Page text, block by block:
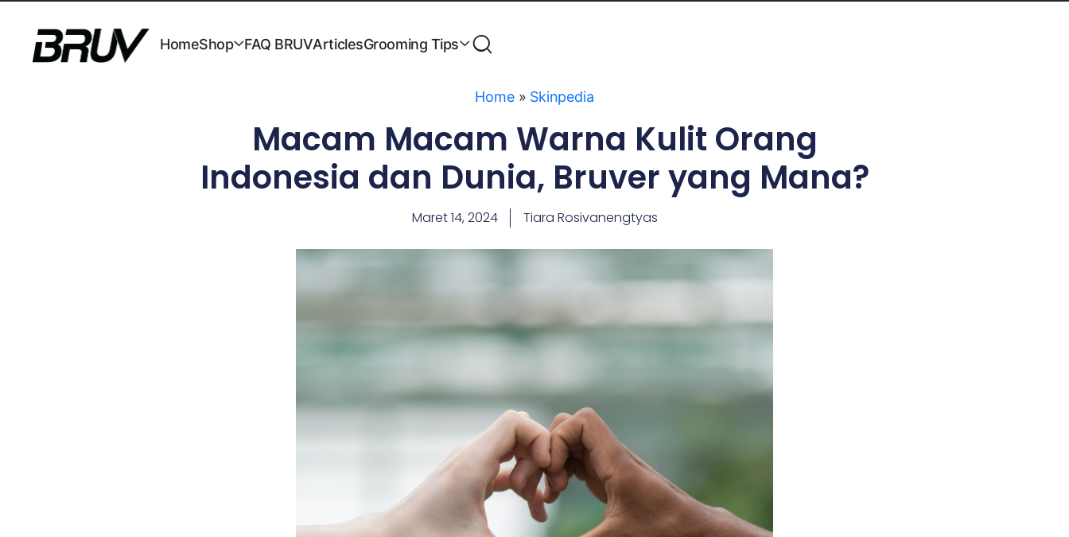
HomeShop FAQ BRUVArticlesGrooming Tips
Home» Skinpedia
Macam Macam Warna Kulit Orang
Indonesia dan Dunia, Bruver yang Mana?
Maret 14, 2024 Tiara Rosivanengtyas